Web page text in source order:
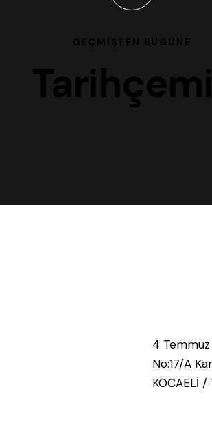
4 Temmuz
No:17/A
KOCAELİ /